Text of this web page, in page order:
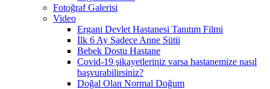
Fotoğraf Galerisi
Video
Ergani Devlet Hastanesi Tanıtım Filmi
İlk 6 Ay Sadece Anne Sütü
Bebek Dostu Hastane
Covid-19 şikayetleriniz varsa hastanemize nasıl
başvurabilirsiniz?
Doğal Olan Normal Doğum